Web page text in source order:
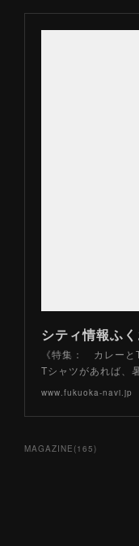
シティ情報ふ
《特集： カレーと
Tシャツがあれば、
www.fukuoka-navi.jp
MAGAZINE (165)